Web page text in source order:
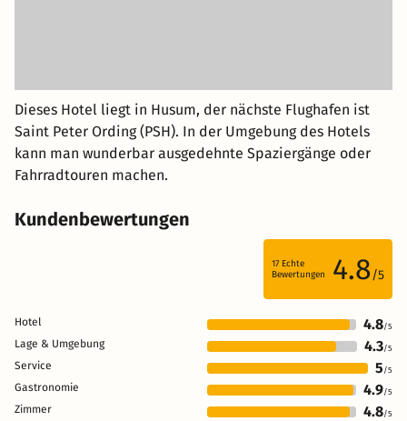
Dieses Hotel liegt in Husum, der nächste Flughafen ist
Saint Peter Ording (PSH). In der Umgebung des Hotels
kann man wunderbar ausgedehnte Spaziergänge oder
Fahrradtouren machen.
Kundenbewertungen
17 Echte
Bewertungen
4.8/5
Hotel 4.8/5
Lage & Umgebung 4.3/5
Service 5 /5
Gastronomie 4.9/5
Zimmer 4.8/5